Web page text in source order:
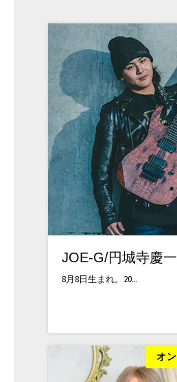
JOE-G/円城寺慶一
8月8日生まれ。20...